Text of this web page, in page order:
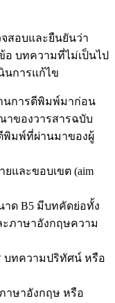
สอบและยืนยันว่า
บทความที่ไม่เป็นไป
นการแก้ไข
นการตีพิมพ์มาก่อน
าของวารสารฉบับ
พิมพ์ที่ผ่านมาของผู้
และขอบเขต (aim
าด B5 มีบทคัดย่อทั้ง
ภาษาอังกฤษความ
บทความปริทัศน์ หรือ
าษาอังกฤษ หรือ